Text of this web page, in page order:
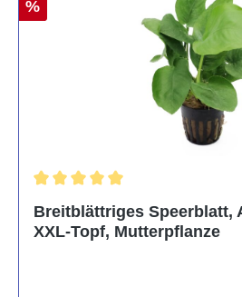
%
Breitblättriges Speerblatt,
XXL-Topf, Mutterpflanze